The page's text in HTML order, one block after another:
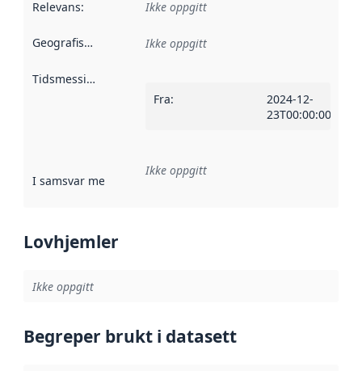
Relevans: Ikke oppgitt
Geografisk avgrensning :
Ikke oppgitt
Tidsmessig avgrensning
Fra:
2024-12-
23T00:00:00Z
I samsvar med Referanse til en implementasjonsregel
Ikke oppgitt
Lovhjemler
Ikke oppgitt
Begreper brukt i datasett